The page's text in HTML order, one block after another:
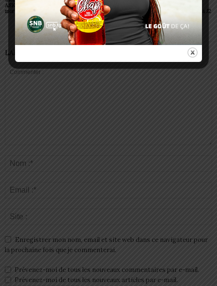
ASKO face à deux gros
morceaux
le LETP Sokodé décroche
le titre national
surprises et des
confirmations lors de la J2
LAISSER UN COMMENTAIRE
Enregistrer mon nom, email et site web dans ce navigateur pour
la prochaine fois que je commenterai.
Prévenez-moi de tous les nouveaux commentaires par e-mail.
Prévenez-moi de tous les nouveaux articles par e-mail.